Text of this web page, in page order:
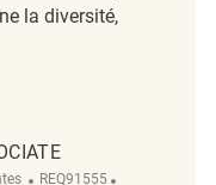
la diversité,
REQ129740
ReqId
REQ91555